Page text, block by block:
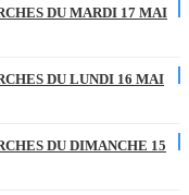
DU MARDI 17 MAI
DU LUNDI 16 MAI
DU DIMANCHE 15